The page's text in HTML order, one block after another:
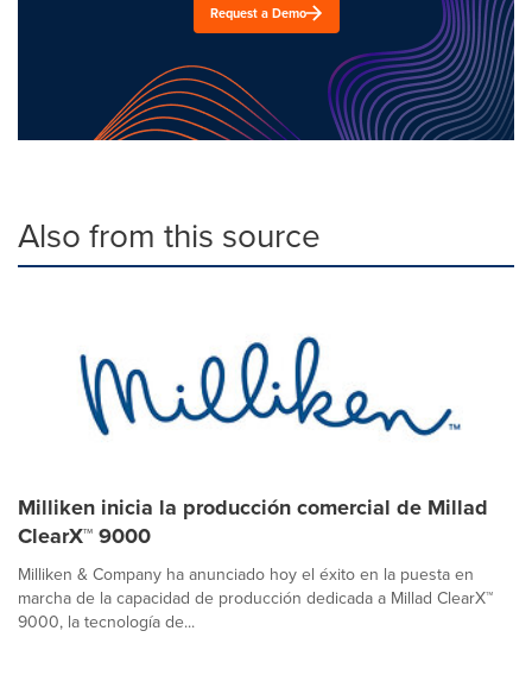
Request a Demo
Also from this source
Milliken inicia la producción comercial de Millad
ClearX™ 9000
Milliken & Company ha anunciado hoy el éxito en la puesta en
marcha de la capacidad de producción dedicada a Millad ClearX™
9000, la tecnología de...